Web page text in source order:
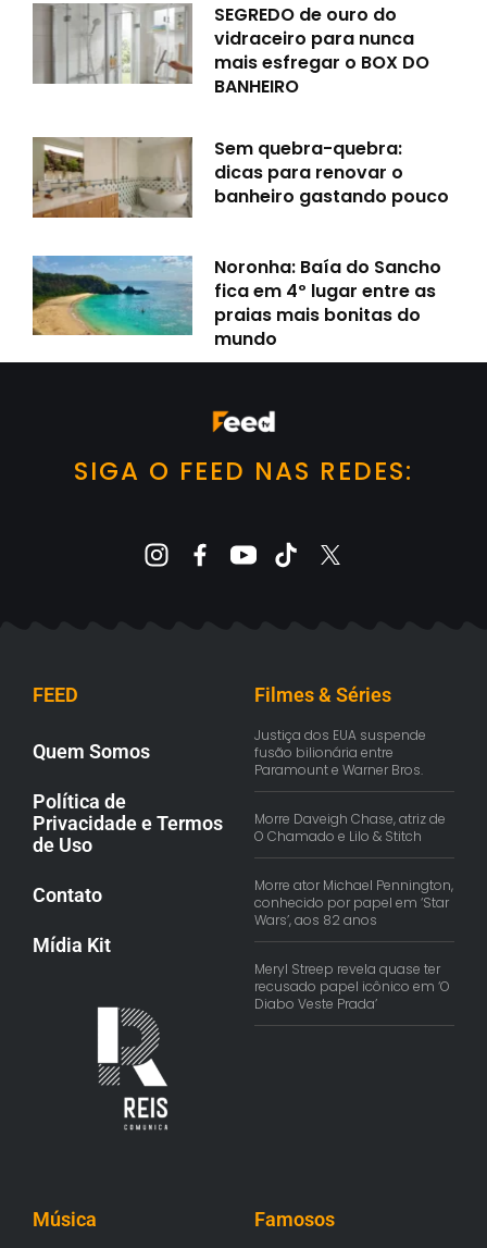
SEGREDO de ouro do
vidraceiro para nunca
mais esfregar o BOX DO
BANHEIRO
Sem quebra-quebra:
dicas para renovar o
banheiro gastando pouco
Noronha: Baía do Sancho
fica em 4º lugar entre as
praias mais bonitas do
mundo
SIGA O FEED NAS REDES:
FEED
Quem Somos
Política de
Privacidade e Termos
de Uso
Contato
Mídia Kit
Filmes & Séries
Justiça dos EUA suspende
fusão bilionária entre
Paramount e Warner Bros.
Morre Daveigh Chase, atriz de
O Chamado e Lilo & Stitch
Morre ator Michael Pennington,
conhecido por papel em ‘Star
Wars’, aos 82 anos
Meryl Streep revela quase ter
recusado papel icônico em ‘O
Diabo Veste Prada’
Música Famosos